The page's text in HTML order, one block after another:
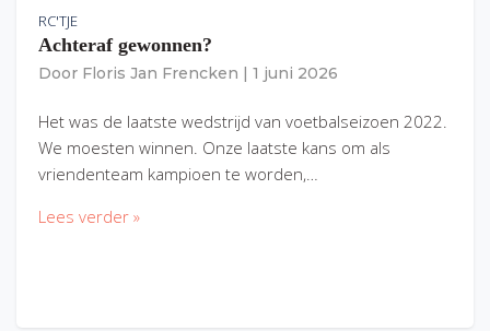
RC'TJE
Achteraf gewonnen?
Door Floris Jan Frencken 1 juni 2026
Het was de laatste wedstrijd van voetbalseizoen 2022.
We moesten winnen. Onze laatste kans om als
vriendenteam kampioen te worden,…
Lees verder »